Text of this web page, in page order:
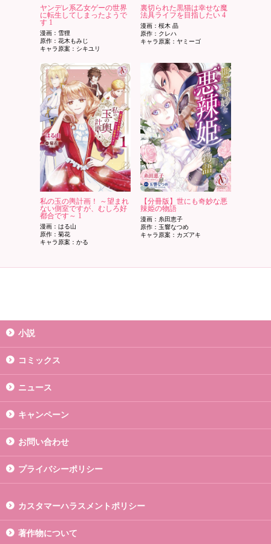
ヤンデレ系乙女ゲーの世界
に転生してしまったようで
す 1
漫画：雪狸
原作：花木もみじ
キャラ原案：シキユリ
裏切られた黒猫は幸せな魔
法具ライフを目指したい 4
漫画：桜木 晶
原作：クレハ
キャラ原案：ヤミーゴ
私の玉の輿計画！ ～望まれ
ない側室ですが、むしろ好
都合です～ 1
漫画：はる山
原作：菊花
キャラ原案：かる
【分冊版】世にも奇妙な悪
辣姫の物語
漫画：糸田恵子
原作：玉響なつめ
キャラ原案：カズアキ
小説
コミックス
ニュース
キャンペーン
お問い合わせ
プライバシーポリシー
カスタマーハラスメントポリシー
著作物について